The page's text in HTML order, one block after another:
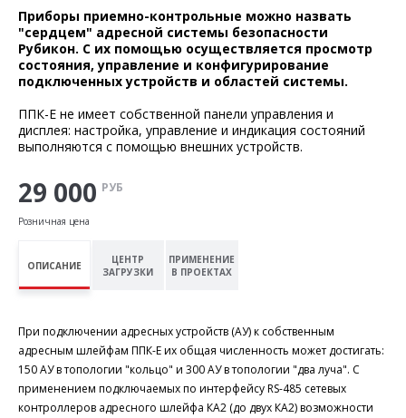
Приборы приемно-контрольные можно назвать
"сердцем" адресной системы безопасности
Рубикон. С их помощью осуществляется просмотр
состояния, управление и конфигурирование
подключенных устройств и областей системы.
ППК-E не имеет собственной панели управления и
дисплея: настройка, управление и индикация состояний
выполняются с помощью внешних устройств.
29 000 РУБ
Розничная цена
ОПИСАНИЕ
ЦЕНТР
ЗАГРУЗКИ
ПРИМЕНЕНИЕ
В ПРОЕКТАХ
При подключении адресных устройств (АУ) к собственным
адресным шлейфам ППК-Е их общая численность может достигать:
150 АУ в топологии "кольцо" и 300 АУ в топологии "два луча". С
применением подключаемых по интерфейсу RS-485 сетевых
контроллеров адресного шлейфа КА2 (до двух КА2) возможности